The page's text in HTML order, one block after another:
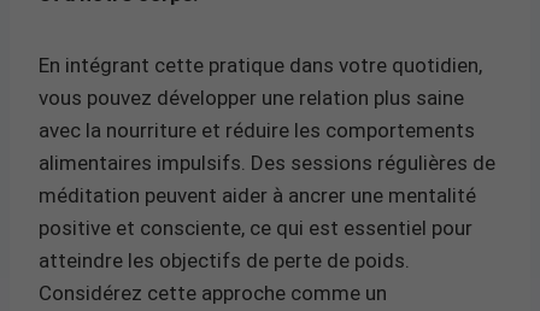
En intégrant cette pratique dans votre quotidien,
vous pouvez développer une relation plus saine
avec la nourriture et réduire les comportements
alimentaires impulsifs. Des sessions régulières de
méditation peuvent aider à ancrer une mentalité
positive et consciente, ce qui est essentiel pour
atteindre les objectifs de perte de poids.
Considérez cette approche comme un